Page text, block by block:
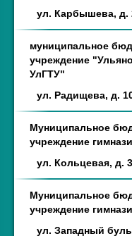
ул. Карбышева, д.
муниципальное
учреждение
УлГТУ"
ул. Радищева, д.
Муниципальное
учреждение
ул. Кольцевая, д.
Муниципальное
учреждение
ул. Западный